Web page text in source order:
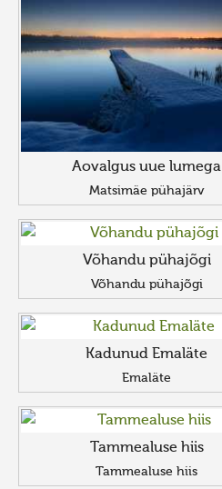
Aovalgus uue lumega
Matsimäe pühajärv
Võhandu pühajõgi
Võhandu pühajõgi
Kadunud Emaläte
Emaläte
Tammealuse hiis
Tammealuse hiis